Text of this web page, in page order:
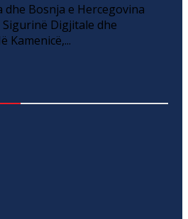
dhe Bosnja e Hercegovina
Digjitale dhe
Kamenicë,...